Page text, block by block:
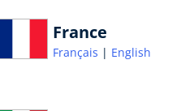
France
Français English